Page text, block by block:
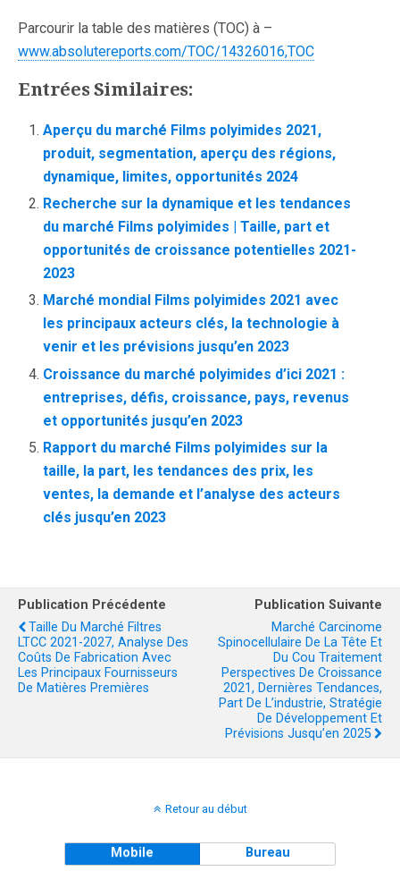
Parcourir la table des matières (TOC) à –
www.absolutereports.com/TOC/14326016,TOC
Entrées Similaires:
Aperçu du marché Films polyimides 2021,
produit, segmentation, aperçu des régions,
dynamique, limites, opportunités 2024
Recherche sur la dynamique et les tendances
du marché Films polyimides | Taille, part et
opportunités de croissance potentielles 2021-
2023
Marché mondial Films polyimides 2021 avec
les principaux acteurs clés, la technologie à
venir et les prévisions jusqu’en 2023
Croissance du marché polyimides d’ici 2021 :
entreprises, défis, croissance, pays, revenus
et opportunités jusqu’en 2023
Rapport du marché Films polyimides sur la
taille, la part, les tendances des prix, les
ventes, la demande et l’analyse des acteurs
clés jusqu’en 2023
Publication Précédente
Taille Du Marché Filtres
LTCC 2021-2027, Analyse Des
Coûts De Fabrication Avec
Les Principaux Fournisseurs
De Matières Premières
Publication Suivante
Marché Carcinome
Spinocellulaire De La Tête Et
Du Cou Traitement
Perspectives De Croissance
2021, Dernières Tendances,
Part De L’industrie, Stratégie
De Développement Et
Prévisions Jusqu’en 2025
Retour au début
Mobile Bureau